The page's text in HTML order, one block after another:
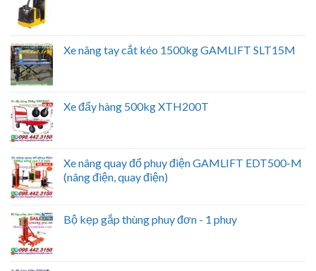
Xe nâng tay cắt kéo 1500kg GAMLIFT SLT15M
Xe đẩy hàng 500kg XTH200T
Xe nâng quay đổ phuy điện GAMLIFT EDT500-M
(nâng điện, quay điện)
Bộ kẹp gắp thùng phuy đơn - 1 phuy